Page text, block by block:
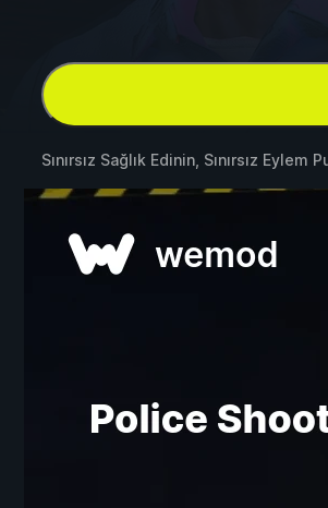
Sınırsız Sağlık Edinin, Sınırsız Eylem